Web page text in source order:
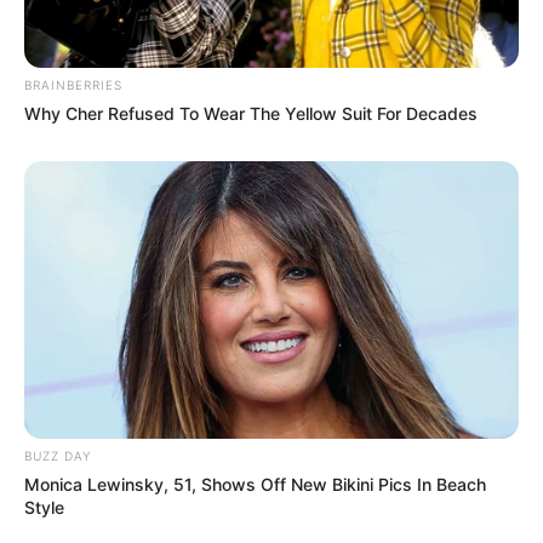
Brennereimanufaktur Loburg - Wie werden
eigentlich alkoholische Getränke hergestellt? Das
kann man in der Brennereimanufaktur im Ortskern
von Loburg bei Möckern sehen und erleben. Weitere
Schloss Leitzkau - Aus einer ehemaligen
Klosteranlage entstand im 16. Jahrhundert ein
Renaissanceschloss. Bauherr war der aus der
Weserregion stammende Hilmar von Münchhausen,
der damit das wahrscheinlich einzige im Stil der
Weserrenaissance errichtete Bauwerk in Sachsen-
Anhalt schuf. Nach jahrzehntelangem Verfall besitzt
das Schloss heute wieder seine ursprüngliche
Ausstrahlung. Weitere Informationen mit der
Internetsuche:
Gesteinsgarten Gommern - Mit mehr als 240
BRAINBERRIES
Why Cher Refused To Wear The Yellow Suit For Decades
BUZZ DAY
Monica Lewinsky, 51, Shows Off New Bikini Pics In Beach
Style